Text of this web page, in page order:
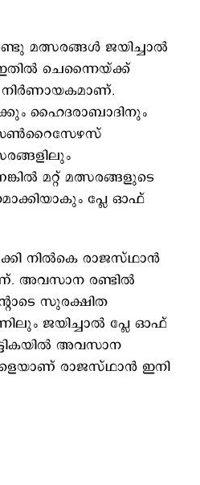
മത്സരങ്ങള്‍ ജയിച്ചാല്‍
ഇതില്‍ ചെന്നൈയ്ക്ക്
ഹൈദരാബാദിനും
സണ്‍റൈസേഴസ്
മറ്റ് മത്സരങ്ങളുടെ
പ്ലേ ഓഫ്
നില്‍കെ രാജസ്ഥാന്‍
അവസാന രണ്ടില്‍
സുരക്ഷിത
ജയിച്ചാല്‍ പ്ലേ ഓഫ്
അവസാന
രാജസ്ഥാന്‍ ഇനി